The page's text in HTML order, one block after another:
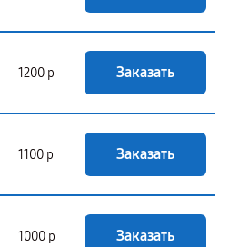
1200 р Заказать
1100 р Заказать
1000 р Заказать